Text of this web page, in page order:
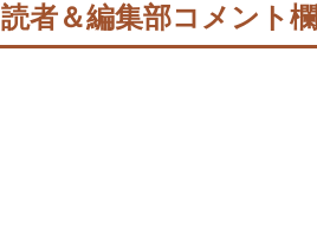
読者＆編集部コメント欄